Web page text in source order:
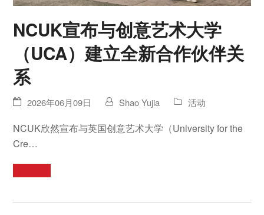
NCUK宣布与创意艺术大学
（UCA）建立全新合作伙伴关
系
2026年06月09日 Shao Yujia 活动
NCUK欣然宣布与英国创意艺术大学（University for the
Cre…